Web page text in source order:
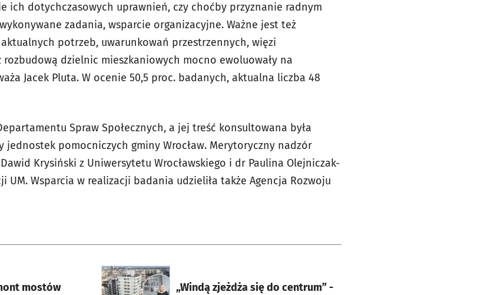
ich dotychczasowych uprawnień, czy choćby przyznanie radnym
zadania, wsparcie organizacyjne. Ważne jest też
potrzeb, uwarunkowań przestrzennych, więzi
rozbudową dzielnic mieszkaniowych mocno ewoluowały na
Jacek Pluta. W ocenie 50,5 proc. badanych, aktualna liczba 48
Spraw Społecznych, a jej treść konsultowana była
jednostek pomocniczych gminy Wrocław. Merytoryczny nadzór
Krysiński z Uniwersytetu Wrocławskiego i dr Paulina Olejniczak-
UM. Wsparcia w realizacji badania udzieliła także Agencja Rozwoju
mostów
„Windą zjeżdża się do centrum” -
otworzy się w nowej karcie